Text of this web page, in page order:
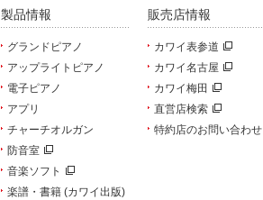
製品情報
グランドピアノ
アップライトピアノ
電子ピアノ
アプリ
チャーチオルガン
防音室
音楽ソフト
楽譜・書籍 (カワイ出版)
販売店情報
カワイ表参道
カワイ名古屋
カワイ梅田
直営店検索
特約店のお問い合わせ